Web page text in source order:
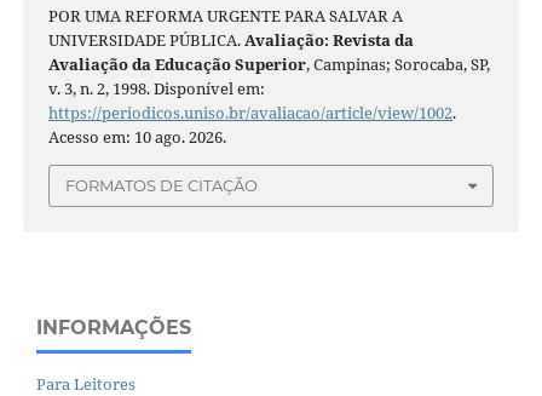
POR UMA REFORMA URGENTE PARA SALVAR A
UNIVERSIDADE PÚBLICA.Avaliação: Revista da
Avaliação da Educação Superior, Campinas; Sorocaba, SP,
v. 3, n. 2, 1998. Disponível em:
https://periodicos.uniso.br/avaliacao/article/view/1002.
Acesso em: 10 ago. 2026.
FORMATOS DE CITAÇÃO
INFORMAÇÕES
Para Leitores